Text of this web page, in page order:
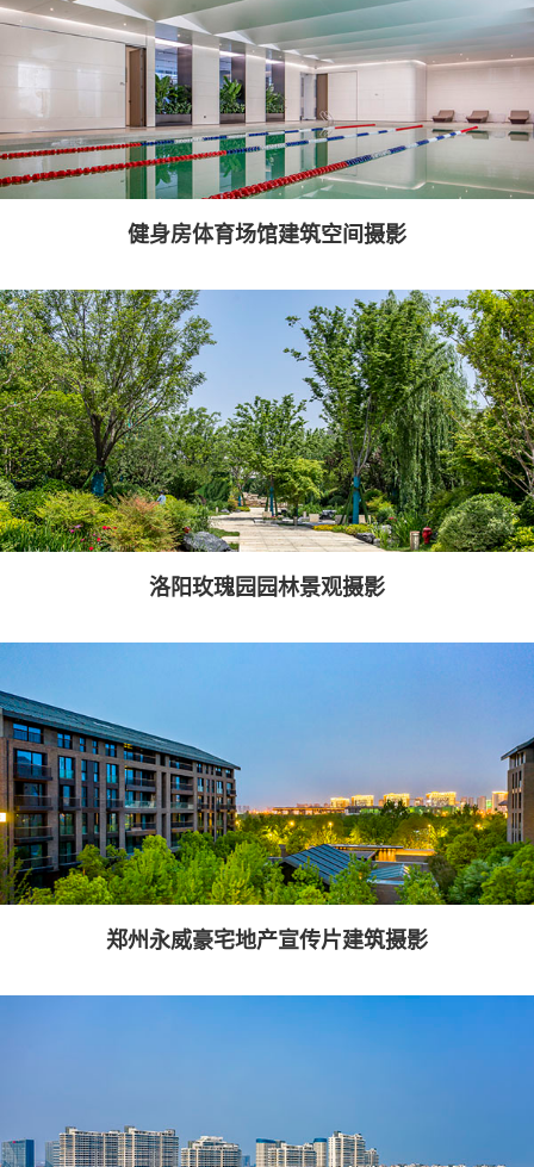
健身房体育场馆建筑空间摄影
洛阳玫瑰园园林景观摄影
郑州永威豪宅地产宣传片建筑摄影